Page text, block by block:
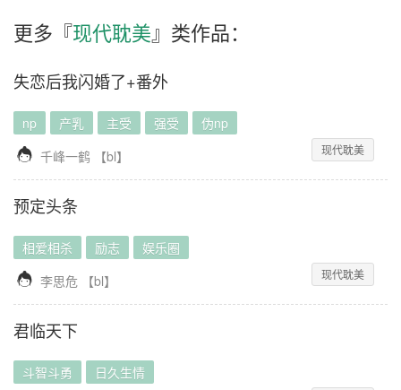
更多『现代耽美』类作品：
失恋后我闪婚了+番外
np 产乳 主受 强受 伪np
 千峰一鹤 【bl】 现代耽美
预定头条
相爱相杀 励志 娱乐圈
 李思危 【bl】 现代耽美
君临天下
斗智斗勇 日久生情